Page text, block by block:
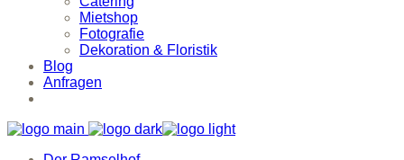
Mietshop
Fotografie
Dekoration & Floristik
Blog
Anfragen